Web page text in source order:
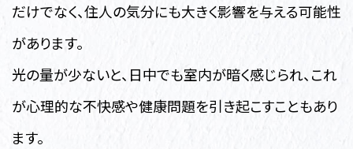
だけでなく、住人の気分にも大きく影響を与える可能性
があります。
光の量が少ないと、日中でも室内が暗く感じられ、これ
が心理的な不快感や健康問題を引き起こすこともあり
ます。